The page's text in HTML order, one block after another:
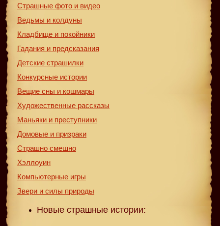
Страшные фото и видео
Ведьмы и колдуны
Кладбище и покойники
Гадания и предсказания
Детские страшилки
Конкурсные истории
Вещие сны и кошмары
Художественные рассказы
Маньяки и преступники
Домовые и призраки
Страшно смешно
Хэллоуин
Компьютерные игры
Звери и силы природы
Новые страшные истории: